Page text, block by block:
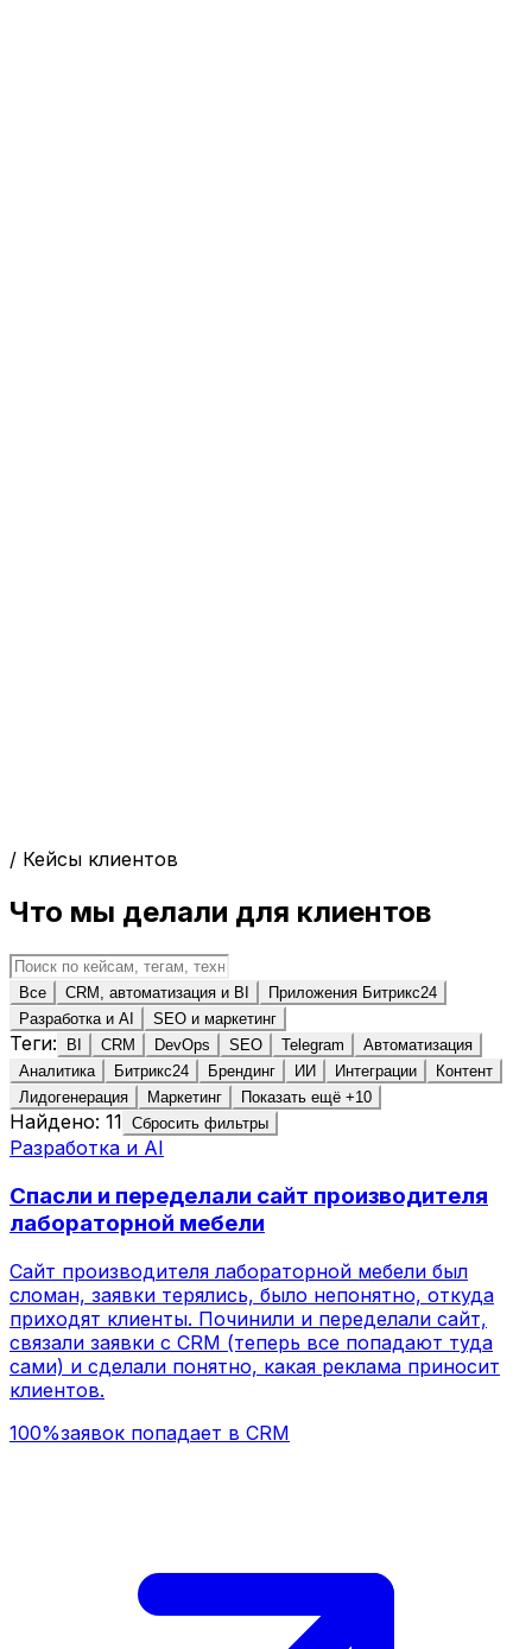
/ Кейсы клиентов
Что мы делали для клиентов
Все CRM, автоматизация и BI
Приложения Битрикс24
Разработка и AI
SEO и маркетинг
Теги: BI CRM DevOps SEO Telegram
Автоматизация
Аналитика
Битрикс24 Брендинг ИИ Интеграции
Контент
Лидогенерация
Маркетинг Показать ещё +10
Найдено: 11 Сбросить фильтры
100%заявок попадает в CRM